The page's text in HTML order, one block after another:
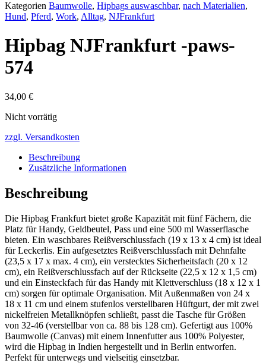
Kategorien Baumwolle, Hipbags auswaschbar, nach Materialien,
Hund, Pferd, Work, Alltag, NJFrankfurt
Hipbag NJFrankfurt -paws-
574
34,00 €
Nicht vorrätig
zzgl. Versandkosten
Beschreibung
Zusätzliche Informationen
Beschreibung
Die Hipbag Frankfurt bietet große Kapazität mit fünf Fächern, die
Platz für Handy, Geldbeutel, Pass und eine 500 ml Wasserflasche
bieten. Ein waschbares Reißverschlussfach (19 x 13 x 4 cm) ist ideal
für Leckerlis. Ein aufgesetztes Reißverschlussfach mit Dehnfalte
(23,5 x 17 x max. 4 cm), ein verstecktes Sicherheitsfach (20 x 12
cm), ein Reißverschlussfach auf der Rückseite (22,5 x 12 x 1,5 cm)
und ein Einsteckfach für das Handy mit Klettverschluss (18 x 12 x 1
cm) sorgen für optimale Organisation. Mit Außenmaßen von 24 x
18 x 11 cm und einem stufenlos verstellbaren Hüftgurt, der mit zwei
nickelfreien Metallknöpfen schließt, passt die Tasche für Größen
von 32-46 (verstellbar von ca. 88 bis 128 cm). Gefertigt aus 100%
Baumwolle (Canvas) mit einem Innenfutter aus 100% Polyester,
wird die Hipbag in Indien hergestellt und in Berlin entworfen.
Perfekt für unterwegs und vielseitig einsetzbar.